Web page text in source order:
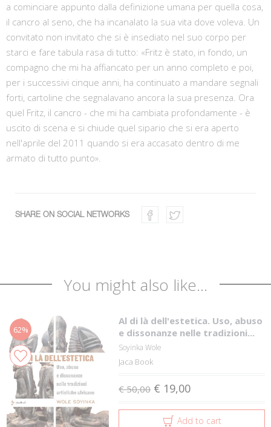
a cominciare appunto dalla definizione umana per quella cosa,
il cancro al seno, che ha incanalato la sua vita dove voleva. Un
convitato non invitato che si è insediato nel suo corpo per
starci e fare tabula rasa di tutto: «Fritz è stato, in fondo, un
compagno che mi ha affiancato per un anno completo e poi,
per i successivi cinque anni, ha continuato a mandare segnali
forti, cartoline che segnalavano ancora la sua presenza. Ora
quel Fritz, il cancro - che mi ha cambiata profondamente - è
uscito di scena e si chiude quel sipario che si era aperto
nell'aprile del 2011 quando si era accasato dentro di me
armato di tutto punto».
SHARE ON SOCIAL NETWORKS
You might also like...
62%
Al di là dell'estetica. Uso, abuso
e dissonanze nelle tradizioni...
Soyinka Wole
Jaca Book
€ 50,00 € 19,00
Add to cart